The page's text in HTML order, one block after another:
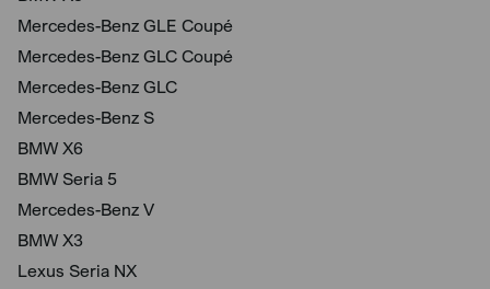
Mercedes-Benz GLE Coupé
Mercedes-Benz GLC Coupé
Mercedes-Benz GLC
Mercedes-Benz S
BMW X6
BMW Seria 5
Mercedes-Benz V
BMW X3
Lexus Seria NX